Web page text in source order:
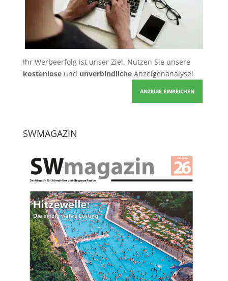
Ihr Werbeerfolg ist unser Ziel. Nutzen Sie unsere
kostenloseund unverbindlicheAnzeigenanalyse!
ANZEIGE EINREICHEN
SWMAGAZIN